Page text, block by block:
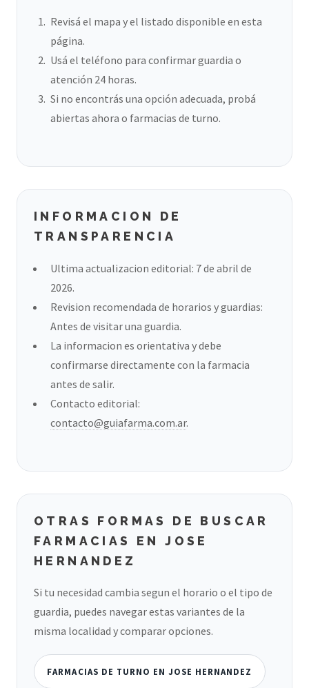
Revisá el mapa y el listado disponible en esta
página.
Usá el teléfono para confirmar guardia o
atención 24 horas.
Si no encontrás una opción adecuada, probá
abiertas ahora o farmacias de turno.
INFORMACION DE
TRANSPARENCIA
Ultima actualizacion editorial: 7 de abril de
2026.
Revision recomendada de horarios y guardias:
Antes de visitar una guardia.
La informacion es orientativa y debe
confirmarse directamente con la farmacia
antes de salir.
Contacto editorial:
contacto@guiafarma.com.ar.
OTRAS FORMAS DE BUSCAR
FARMACIAS EN JOSE
HERNANDEZ
Si tu necesidad cambia segun el horario o el tipo de
guardia, puedes navegar estas variantes de la
misma localidad y comparar opciones.
FARMACIAS DE TURNO EN JOSE HERNANDEZ